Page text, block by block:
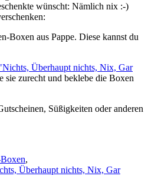
wünscht: Nämlich nix :-)
Boxen aus Pappe. Diese kannst du
Überhaupt nichts, Nix, Gar
sie zurecht und beklebe die Boxen
Süßigkeiten oder anderen
,
Überhaupt nichts, Nix, Gar